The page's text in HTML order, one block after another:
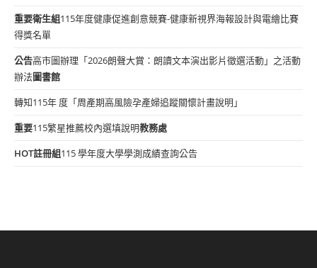
重要衛生組115年度健康促進創意競賽-健康新視界海報設計與電繪比賽
得獎名單
公告高市圖辦理「2026朗聲大賞：朗讀文本演出影片徵選活動」之活動
辦法圖書館
轉知115年 度「周產期高風險孕產婦追蹤關懷計畫說明」
重要115繁星推薦校內選填說明教務處
HOT註冊組115 學年度大學學測成績查詢公告